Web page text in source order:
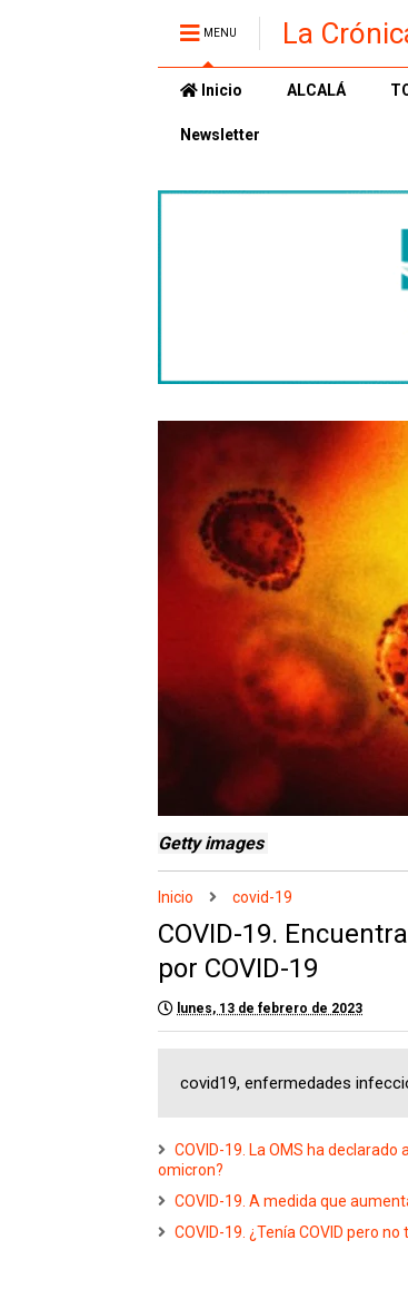
MENU La
Inicio ALCALÁ
Newsletter
Getty images
Inicio covid-19
COVID-19.
por COVID-19
lunes, 13 de febrero de 2023
covid19, enfermedades
COVID-19. La OMS ha
omicron?
COVID-19. A medida que
COVID-19. ¿Tenía COVID pero